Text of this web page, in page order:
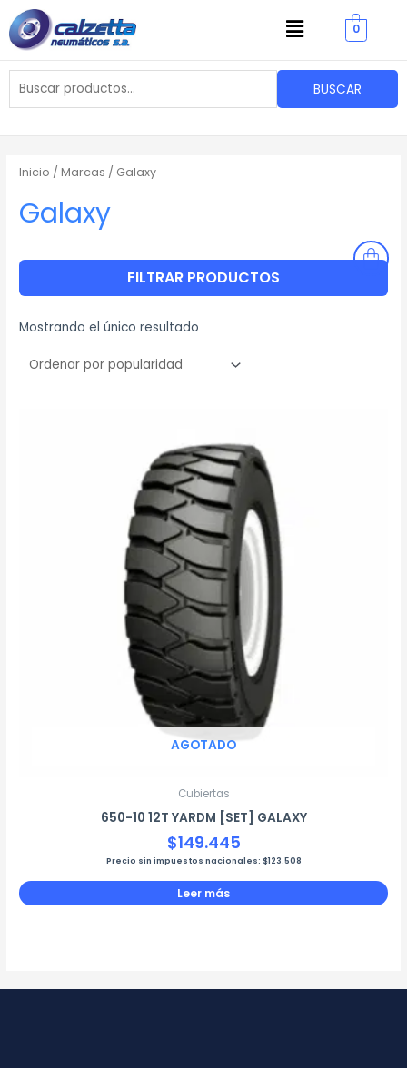
al
contenido
Menu 0
Buscar
por:
BUSCAR
Inicio / Marcas / Galaxy
Galaxy
FILTRAR PRODUCTOS
Mostrando el único resultado
AGOTADO
Cubiertas
650-10 12T YARDM [SET] GALAXY
$149.445
Precio sin impuestos nacionales: $123.508
Leer más